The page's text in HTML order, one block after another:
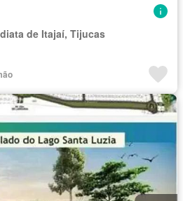
de Itajaí, Tijucas